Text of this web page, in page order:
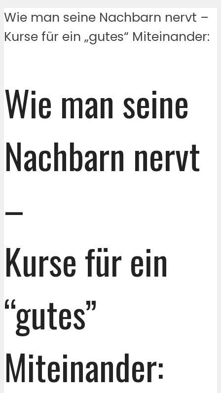
Wie man seine Nachbarn nervt –
Kurse für ein „gutes“ Miteinander:
Wie man seine
Nachbarn nervt
–
Kurse für ein
“gutes”
Miteinander: